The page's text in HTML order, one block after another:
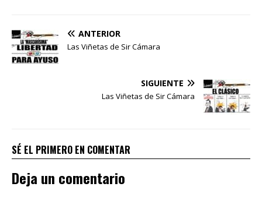
ANTERIOR
Las Viñetas de Sir Cámara
SIGUIENTE
Las Viñetas de Sir Cámara
SÉ EL PRIMERO EN COMENTAR
Deja un comentario